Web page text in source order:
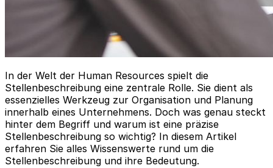
In der Welt der Human Resources spielt die
Stellenbeschreibung eine zentrale Rolle. Sie dient als
essenzielles Werkzeug zur Organisation und Planung
innerhalb eines Unternehmens. Doch was genau steckt
hinter dem Begriff und warum ist eine präzise
Stellenbeschreibung so wichtig? In diesem Artikel
erfahren Sie alles Wissenswerte rund um die
Stellenbeschreibung und ihre Bedeutung.